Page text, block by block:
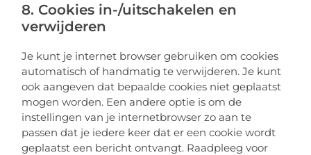
8. Cookies in-/uitschakelen en
verwijderen
Je kunt je internet browser gebruiken om cookies
automatisch of handmatig te verwijderen. Je kunt
ook aangeven dat bepaalde cookies niet geplaatst
mogen worden. Een andere optie is om de
instellingen van je internetbrowser zo aan te
passen dat je iedere keer dat er een cookie wordt
geplaatst een bericht ontvangt. Raadpleeg voor